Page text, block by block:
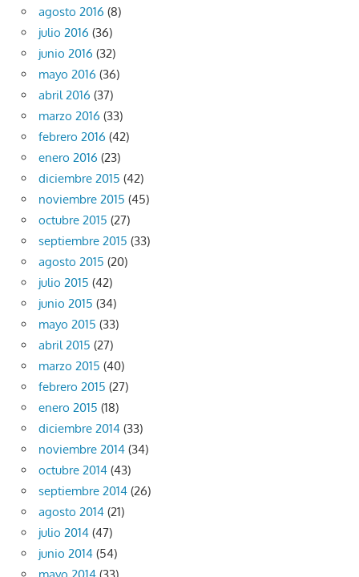
agosto 2016 (8)
julio 2016 (36)
junio 2016 (32)
mayo 2016 (36)
abril 2016 (37)
marzo 2016 (33)
febrero 2016 (42)
enero 2016 (23)
diciembre 2015 (42)
noviembre 2015 (45)
octubre 2015 (27)
septiembre 2015 (33)
agosto 2015 (20)
julio 2015 (42)
junio 2015 (34)
mayo 2015 (33)
abril 2015 (27)
marzo 2015 (40)
febrero 2015 (27)
enero 2015 (18)
diciembre 2014 (33)
noviembre 2014 (34)
octubre 2014 (43)
septiembre 2014 (26)
agosto 2014 (21)
julio 2014 (47)
junio 2014 (54)